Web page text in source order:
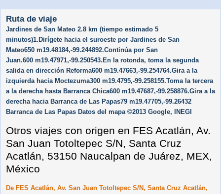
Ruta de viaje
Jardines de San Mateo 2.8 km (tiempo estimado 5
minutos)1.Dirígete hacia el suroeste por Jardines de San
Mateo650 m19.48184,-99.244892.Continúa por San
Juan.600 m19.47971,-99.250543.En la rotonda, toma la segunda
salida en dirección Reforma600 m19.47663,-99.254764.Gira a la
izquierda hacia Moctezuma300 m19.4795,-99.258155.Toma la tercera
a la derecha hasta Barranca Chica600 m19.47687,-99.258876.Gira a la
derecha hacia Barranca de Las Papas79 m19.47705,-99.26432
Barranca de Las Papas Datos del mapa ©2013 Google, INEGI
Otros viajes con origen en FES Acatlán, Av.
San Juan Totoltepec S/N, Santa Cruz
Acatlán, 53150 Naucalpan de Juárez, MEX,
México
De FES Acatlán, Av. San Juan Totoltepec S/N, Santa Cruz Acatlán,